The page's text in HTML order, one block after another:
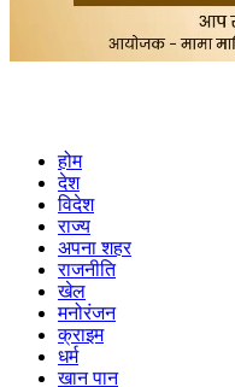
होम
देश
विदेश
राज्य
अपना शहर
राजनीति
खेल
मनोरंजन
क्राइम
धर्म
खान पान